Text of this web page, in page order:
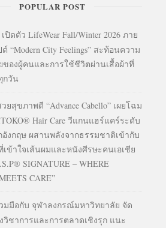
POPULAR POST
ปิดตัว LifeWear Fall/Winter 2026 ภาย
“Modern City Feelings” สะท้อนความ
ของผู้คนและการใช้ชีวิตผ่านเสื้อผ้าที่
กวัน
ยสุขภาพดี “Advance Cabello” เผยโฉม
Hair Care วีแกนแฮร์แคร์ระดับ
งกฤษ ผสานพลังจากธรรมชาติเข้ากับ
ข้าใจเส้นผมและหนังศีรษะคนเอเชีย
SIGNATURE – WHERE
CARE”
มมือกับ จุฬาลงกรณ์มหาวิทยาลัย จัด
วิชาการและการตลาดเชิงรุก แนะ